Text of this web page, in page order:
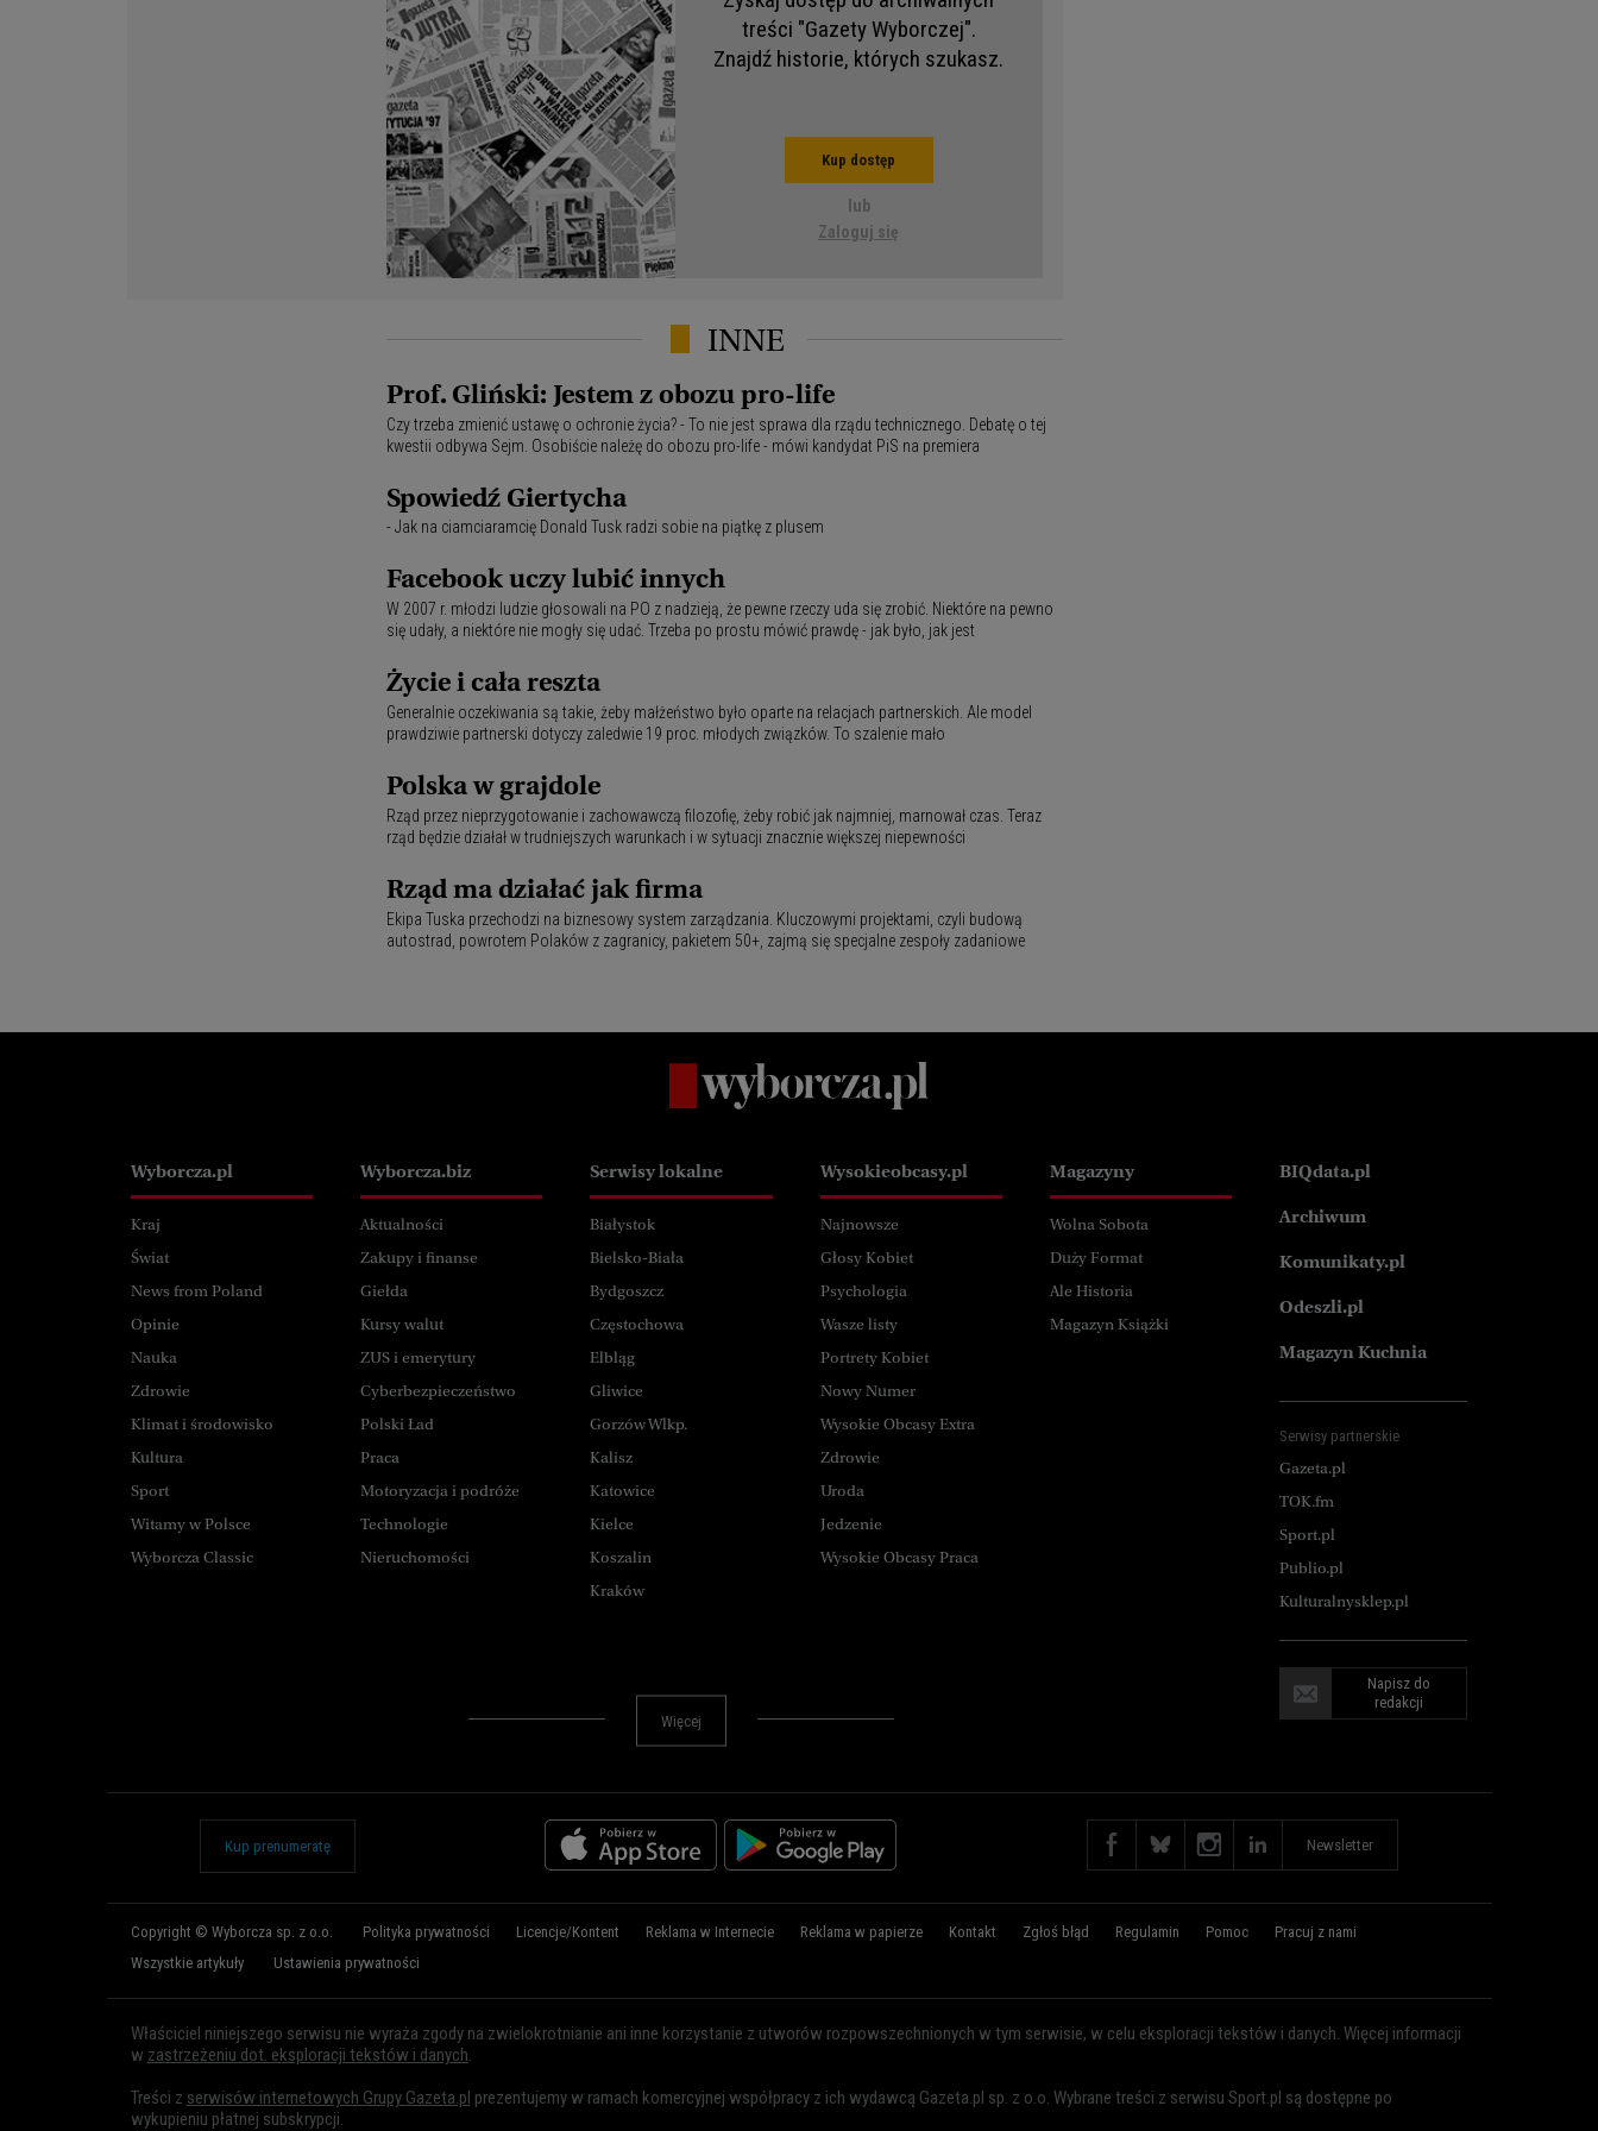
treści "Gazety Wyborczej".
Znajdź historie, których szukasz.
Kup dostęp
lub
Zaloguj się
INNE
Prof. Gliński: Jestem z obozu pro-life
Czy trzeba zmienić ustawę o ochronie życia? - To nie jest sprawa dla rządu technicznego. Debatę o tej
kwestii odbywa Sejm. Osobiście należę do obozu pro-life - mówi kandydat PiS na premiera
Spowiedź Giertycha
- Jak na ciamciaramcię Donald Tusk radzi sobie na piątkę z plusem
Facebook uczy lubić innych
W 2007 r. młodzi ludzie głosowali na PO z nadzieją, że pewne rzeczy uda się zrobić. Niektóre na pewno
się udały, a niektóre nie mogły się udać. Trzeba po prostu mówić prawdę - jak było, jak jest
Życie i cała reszta
Generalnie oczekiwania są takie, żeby małżeństwo było oparte na relacjach partnerskich. Ale model
prawdziwie partnerski dotyczy zaledwie 19 proc. młodych związków. To szalenie mało
Polska w grajdole
Rząd przez nieprzygotowanie i zachowawczą filozofię, żeby robić jak najmniej, marnował czas. Teraz
rząd będzie działał w trudniejszych warunkach i w sytuacji znacznie większej niepewności
Rząd ma działać jak firma
Ekipa Tuska przechodzi na biznesowy system zarządzania. Kluczowymi projektami, czyli budową
autostrad, powrotem Polaków z zagranicy, pakietem 50+, zajmą się specjalne zespoły zadaniowe
Wyborcza.pl
Kraj
Świat
News from Poland
Opinie
Nauka
Zdrowie
Klimat i środowisko
Kultura
Sport
Witamy w Polsce
Wyborcza Classic
Wyborcza.biz
Aktualności
Zakupy i finanse
Giełda
Kursy walut
ZUS i emerytury
Cyberbezpieczeństwo
Polski Ład
Praca
Motoryzacja i podróże
Technologie
Nieruchomości
Serwisy lokalne
Białystok
Bielsko-Biała
Bydgoszcz
Częstochowa
Elbląg
Gliwice
Gorzów Wlkp.
Kalisz
Katowice
Kielce
Koszalin
Kraków
Olsztyn
Opole
Poznań
Radom
Rybnik
Sosnowiec
Trójmiasto
Warszawa
Wysokieobcasy.pl
Najnowsze
Głosy Kobiet
Psychologia
Wasze listy
Portrety Kobiet
Nowy Numer
Wysokie Obcasy Extra
Zdrowie
Uroda
Jedzenie
Wysokie Obcasy Praca
Magazyny
Wolna Sobota
Duży Format
Ale Historia
Magazyn Książki
Więcej
BIQdata.pl
Archiwum
Komunikaty.pl
Odeszli.pl
Magazyn Kuchnia
Serwisy partnerskie
Gazeta.pl
TOK.fm
Sport.pl
Publio.pl
Kulturalnysklep.pl
Napisz do
redakcji
Kup prenumeratę Newsletter
Copyright © Wyborcza sp. z o.o. Polityka prywatności Licencje/Kontent Reklama w Internecie Reklama w papierze Kontakt Zgłoś błąd Regulamin Pomoc
Pracuj z nami
Wszystkie artykuły
Ustawienia prywatności
Właściciel niniejszego serwisu nie wyraża zgody na zwielokrotnianie ani inne korzystanie z utworów rozpowszechnionych w tym serwisie, w celu eksploracji tekstów i danych. Więcej informacji
w zastrzeżeniu dot. eksploracji tekstów i danych.
Treści z serwisów internetowych Grupy Gazeta.pl prezentujemy w ramach komercyjnej współpracy z ich wydawcą Gazeta.pl sp. z o.o. Wybrane treści z serwisu Sport.pl są dostępne po
wykupieniu płatnej subskrypcji.